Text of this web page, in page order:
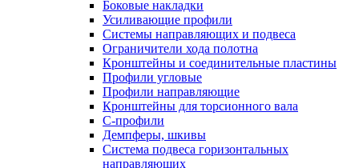
Боковые накладки
Усиливающие профили
Системы направляющих и подвеса
Ограничители хода полотна
Кронштейны и соединительные пластины
Профили угловые
Профили направляющие
Кронштейны для торсионного вала
С-профили
Демпферы, шкивы
Система подвеса горизонтальных
направляющих